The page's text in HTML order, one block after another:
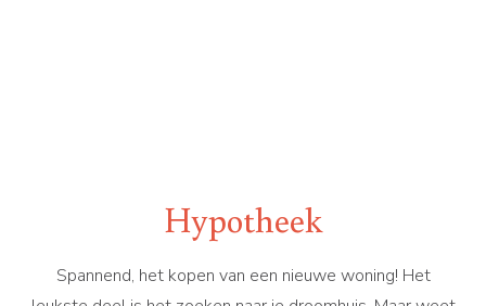
Hypotheek
Spannend, het kopen van een nieuwe woning! Het